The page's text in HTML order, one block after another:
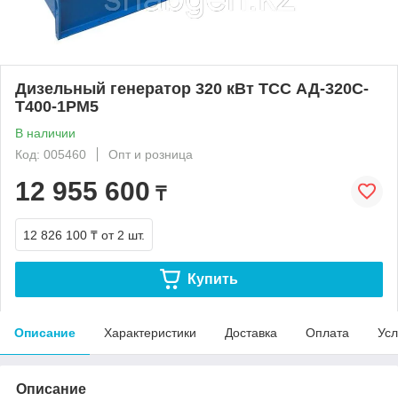
Дизельный генератор 320 кВт ТСС АД-320С-
Т400-1РМ5
В наличии
Код: 005460
Опт и розница
12 955 600 ₸
12 826 100 ₸ от 2 шт.
Купить
Описание Характеристики Доставка Оплата
Описание